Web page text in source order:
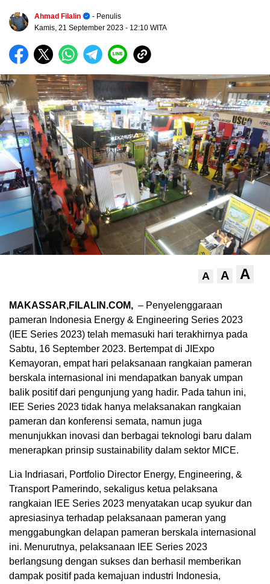
Ahmad Filalin
- Penulis
Kamis, 21 September 2023 - 12:10 WITA
A A A
MAKASSAR,FILALIN.COM, – Penyelenggaraan
pameran Indonesia Energy & Engineering Series 2023
(IEE Series 2023) telah memasuki hari terakhirnya pada
Sabtu, 16 September 2023. Bertempat di JIExpo
Kemayoran, empat hari pelaksanaan rangkaian pameran
berskala internasional ini mendapatkan banyak umpan
balik positif dari pengunjung yang hadir. Pada tahun ini,
IEE Series 2023 tidak hanya melaksanakan rangkaian
pameran dan konferensi semata, namun juga
menunjukkan inovasi dan berbagai teknologi baru dalam
menerapkan prinsip sustainability dalam sektor MICE.
Lia Indriasari, Portfolio Director Energy, Engineering, &
Transport Pamerindo, sekaligus ketua pelaksana
rangkaian IEE Series 2023 menyatakan ucap syukur dan
apresiasinya terhadap pelaksanaan pameran yang
menggabungkan delapan pameran berskala internasional
ini. Menurutnya, pelaksanaan IEE Series 2023
berlangsung dengan sukses dan berhasil memberikan
dampak positif pada kemajuan industri Indonesia,